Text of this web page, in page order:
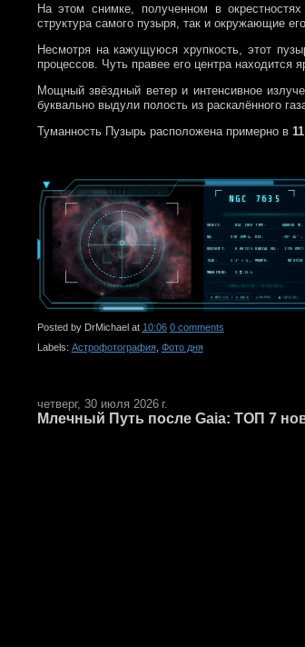
На этом снимке, полученном в
структура самого пузыря, так и окружающие
Несмотря на кажущуюся хрупкость, этот
процессов. Чуть правее его центра
Мощный звёздный ветер и интенсивное
буквально выдули полость из раскалённого
Туманность Пузырь расположена примерно в
TARGET LOCK
NGC 7635
OBJECT: NGC 1300 TYPE:
RA: 03H 19M 41.1S DEC:
REDSHIFT: 0.005258 RADIAL VEL: 1576 KM/S
SIZE: MORPH: SB(RS)BC
MAGNITUDE: V ≈ 11.4
⊕ RETICLE ≡ DATA ◎ PAPERS ▦ CATALOGS
▼
Posted by DrMichael at 10:06 0 comments
Labels: Астрофотография, Фото дня
четверг, 30 июля 2026 г.
Млечный Путь после Gaia: ТОП 7